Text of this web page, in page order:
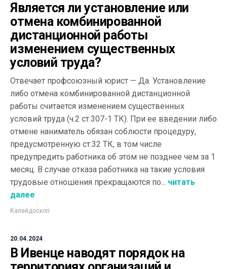
Является ли установление или
отмена комбинированной
дистанционной работы
изменением существенных
условий труда?
Отвечает профсоюзный юрист — Да. Установление
либо отмена комбинированной дистанционной
работы считается изменением существенных
условий труда (ч.2 ст.307-1 ТК). При ее введении либо
отмене наниматель обязан соблюсти процедуру,
предусмотренную ст.32 ТК, в том числе
предупредить работника об этом не позднее чем за 1
месяц. В случае отказа работника на такие условия
трудовые отношения прекращаются по... читать
далее
Калейдоскоп
20.04.2024
В Ивенце наводят порядок на